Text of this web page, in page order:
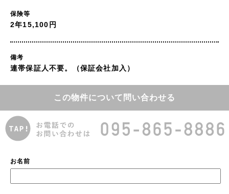
保険等
2年15,100円
備考
連帯保証人不要。（保証会社加入）
この物件について問い合わせる
お名前